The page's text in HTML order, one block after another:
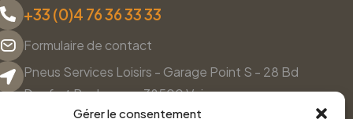
Gérer le consentement
+33 (0)4 76 36 33 33
Formulaire de contact
Pneus Services Loisirs - Garage Point S - 28 Bd
Denfert Rochereau, 38500 Voiron
Du lundi au vendredi, de 8h30 à 12h00 et de 14h00 à